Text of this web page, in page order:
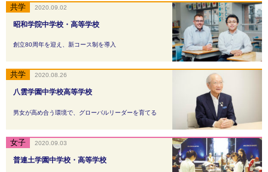
昭和学院中学校・高等学校
創立80周年を迎え、新コース制を導入
2020.09.02
八雲学園中学校高等学校
男女が高め合う環境で、グローバルリーダーを育てる
2020.08.26
普連土学園中学校・高等学校
2020.09.03